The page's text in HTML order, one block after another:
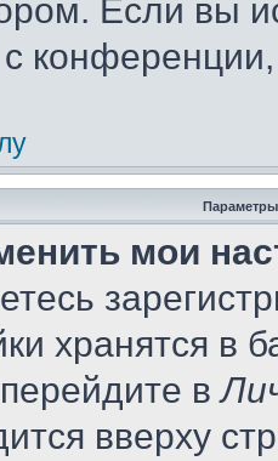
Если вы
Параметры
мои
хранятся в
в
вверху